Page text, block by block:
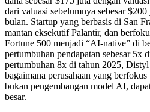
dari valuasi sebelumnya sebesar
bulan. Startup yang berbasis di San
mantan eksekutif Palantir, dan
Fortune 500 menjadi “AI-native” di
pertumbuhan pendapatan sebesar 5x
pertumbuhan 8x di tahun 2025,
bagaimana perusahaan yang
bukan pengembangan model AI,
besar.